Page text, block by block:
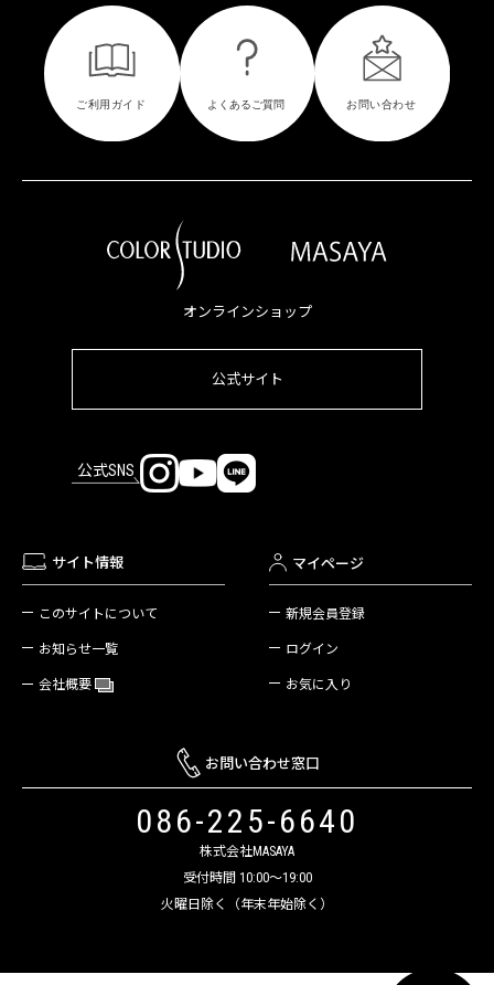
オンラインショップ
公式サイト
公式SNS
サイト情報
このサイトについて
お知らせ一覧
会社概要
マイページ
新規会員登録
ログイン
お気に入り
お問い合わせ窓口
086-225-6640
株式会社MASAYA
受付時間 10:00～19:00
火曜日除く（年末年始除く）